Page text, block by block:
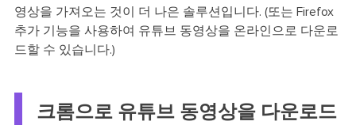
영상을 가져오는 것이 더 나은 솔루션입니다. (또는 Firefox
추가 기능을 사용하여 유튜브 동영상을 온라인으로 다운로
드할 수 있습니다.)
크롬으로 유튜브 동영상을 다운로드